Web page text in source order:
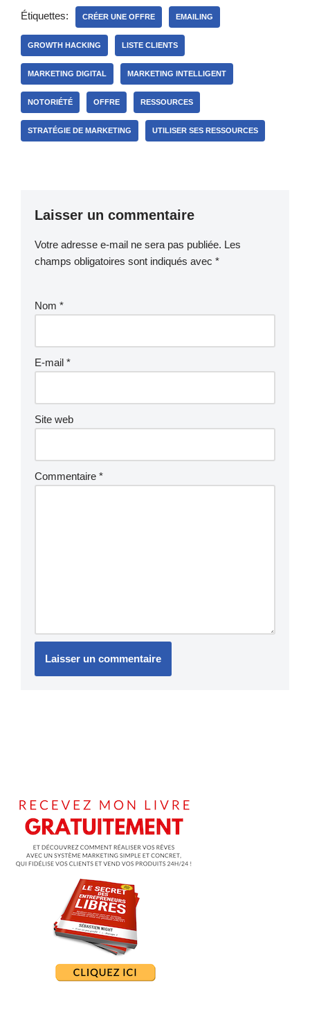
Étiquettes: CRÉER UNE OFFRE EMAILING
GROWTH HACKING LISTE CLIENTS
MARKETING DIGITAL MARKETING INTELLIGENT
NOTORIÉTÉ OFFRE RESSOURCES
STRATÉGIE DE MARKETING UTILISER SES RESSOURCES
Laisser un commentaire
Votre adresse e-mail ne sera pas publiée. Les
champs obligatoires sont indiqués avec *
Nom *
E-mail *
Site web
Commentaire *